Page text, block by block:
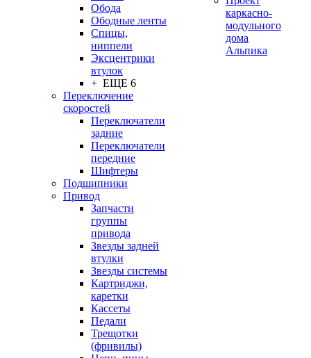
Обода
Ободные ленты
Спицы,
ниппели
Эксцентрики
втулок
+ ЕЩЕ 6
Переключение
скоростей
Переключатели
задние
Переключатели
передние
Шифтеры
Подшипники
Привод
Запчасти
группы
привода
Звезды задней
втулки
Звезды системы
Картриджи,
каретки
Кассеты
Педали
Трещотки
(фривилы)
каркасно-
модульного
дома
Альпика